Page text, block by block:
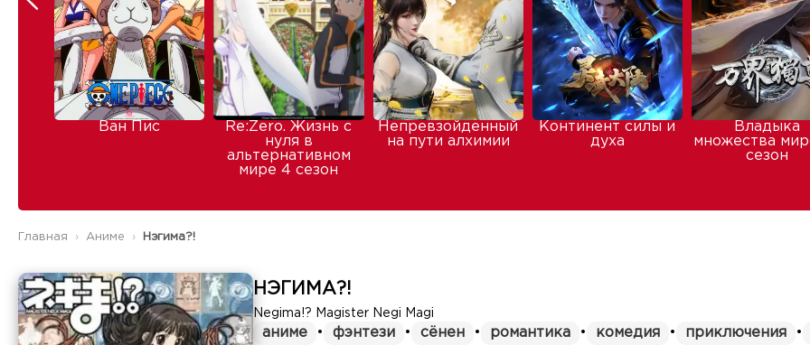
Ван Пис
Re:Zero. Жизнь с
нуля в
альтернативном
мире 4 сезон
Непревзойденный
на пути алхимии
Континент силы и
духа
Владыка
множества
сезон
Главная Аниме Нэгима?!
НЭГИМА?!
Negima!? Magister Negi Magi
аниме • фэнтези • сёнен • романтика • комедия • приключения •